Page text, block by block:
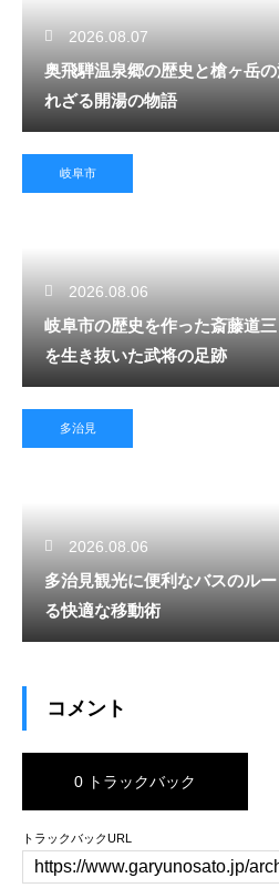
2026.08.07
奥飛騨温泉郷の歴史と槍ヶ岳
れざる開湯の物語
岐阜市
2026.08.06
岐阜市の歴史を作った斎藤道
を生き抜いた武将の足跡
多治見
2026.08.06
多治見観光に便利なバスのル
る快適な移動術
コメント
0 トラックバック
トラックバックURL